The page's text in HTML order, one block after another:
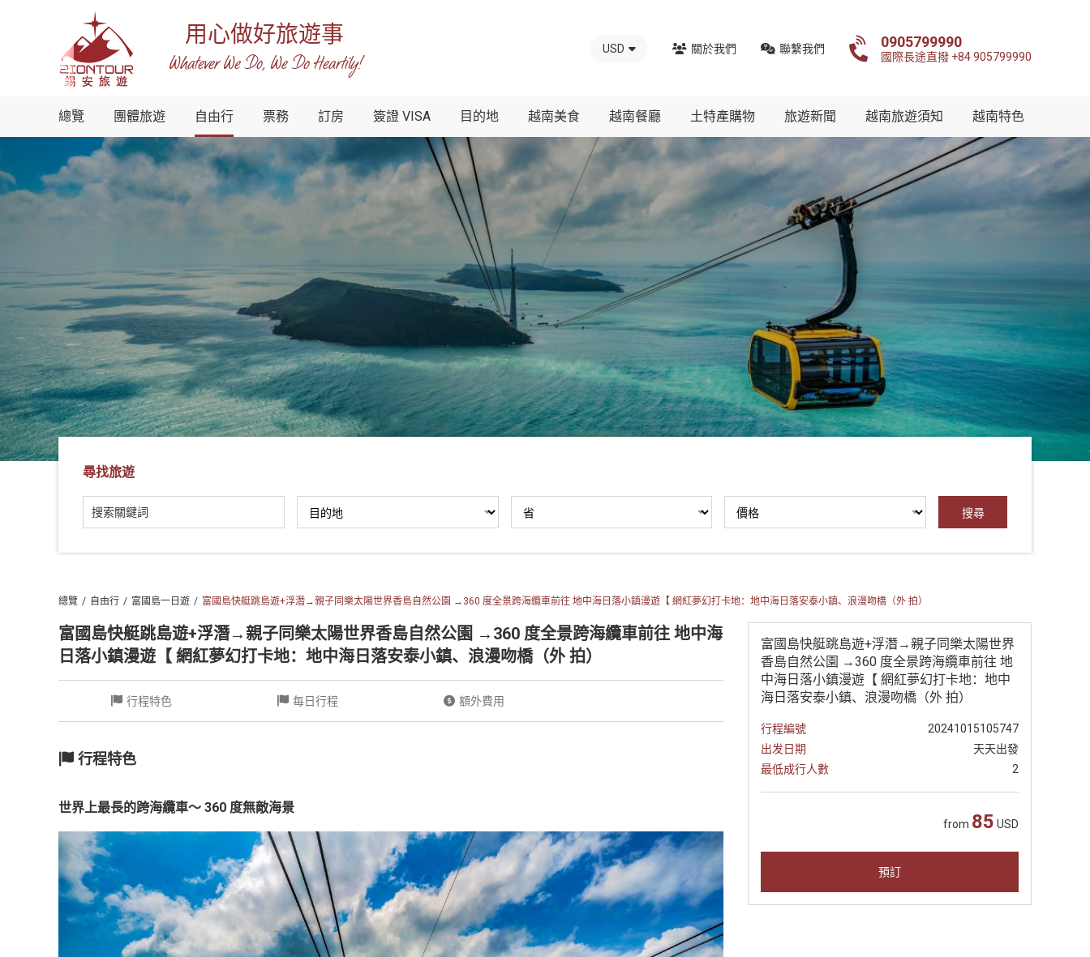
南
錫
安
國
際
旅
-
越
接
社
-
錫
安
最
好
的
合
作
伴！
南
旅
社
用心做好旅遊事
Whatever We Do, We Do Heartily!
USD 關於我們 聯繫我們 0905799990
國際長途直撥 +84 905799990
總覽 團體旅遊 自由行 票務 訂房 簽證 VISA 目的地 越南美食 越南餐廳 土特產購物 旅遊新聞 越南旅遊須知 越南特色
尋找旅遊
總覽 自由行 富國島一日遊 富國島快艇跳島遊+浮潛→親子同樂太陽世界香島自然公園 →360 度全景跨海纜車前往 地中海日落小鎮漫遊【 網紅夢幻打卡地：地中海日落安泰小鎮、浪漫吻橋（外 拍）
富國島快艇跳島遊+浮潛→親子同樂太陽世界香島自然公園 →360 度全景跨海纜車前往 地中海
日落小鎮漫遊【 網紅夢幻打卡地：地中海日落安泰小鎮、浪漫吻橋（外 拍）
富國島快艇跳島遊+浮潛→親子同樂太陽世界
香島自然公園 →360 度全景跨海纜車前往 地
中海日落小鎮漫遊【 網紅夢幻打卡地：地中
海日落安泰小鎮、浪漫吻橋（外 拍）
行程編號
20241015105747
出发日期
天天出發
最低成行人數
2
from 85 USD
預訂
行程特色 每日行程 額外費用
行程特色
世界上最長的跨海纜車～ 360 度無敵海景